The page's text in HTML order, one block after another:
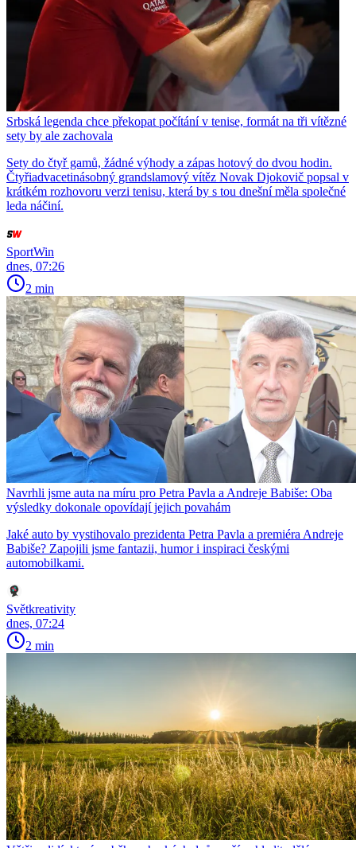
Srbská legenda chce překopat počítání v tenise, formát na tři vítězné
sety by ale zachovala
Sety do čtyř gamů, žádné výhody a zápas hotový do dvou hodin.
Čtyřiadvacetinásobný grandslamový vítěz Novak Djokovič popsal v
krátkém rozhovoru verzi tenisu, která by s tou dnešní měla společné
leda náčiní.
SportWin
dnes, 07:26
2 min
Navrhli jsme auta na míru pro Petra Pavla a Andreje Babiše: Oba
výsledky dokonale opovídají jejich povahám
Jaké auto by vystihovalo prezidenta Petra Pavla a premiéra Andreje
Babiše? Zapojili jsme fantazii, humor i inspiraci českými
automobilkami.
Světkreativity
dnes, 07:24
2 min